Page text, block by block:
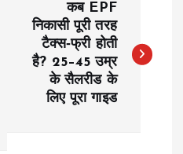
कब EPF
निकासी पूरी तरह
टैक्स‑फ्री होती
है? 25–45 उम्र
के सैलरीड के
लिए पूरा गाइड